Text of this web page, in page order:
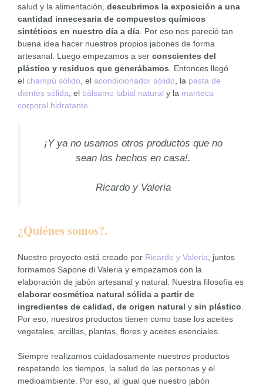
salud y la alimentación, descubrimos la exposición a una
cantidad innecesaria de compuestos químicos
sintéticos en nuestro día a día. Por eso nos pareció tan
buena idea hacer nuestros propios jabones de forma
artesanal. Luego empezamos a ser conscientes del
plástico y residuos que generábamos. Entonces llegó
el champú sólido, el acondicionador sólido, la pasta de
dientes sólida, el bálsamo labial natural y la manteca
corporal hidratante.
¡Y ya no usamos otros productos que no
sean los hechos en casa!.
Ricardo y Valeria
¿Quiénes somos?.
Nuestro proyecto está creado por Ricardo y Valeria , juntos
formamos Sapone di Valeria y empezamos con la
elaboración de jabón artesanal y natural. Nuestra filosofía es
elaborar cosmética natural sólida a partir de
ingredientes de calidad, de origen natural y sin plástico
Por eso, nuestros productos tienen como base los aceites
vegetales, arcillas, plantas, flores y aceites esenciales.
Siempre realizamos cuidadosamente nuestros productos
respetando los tiempos, la salud de las personas y el
medioambiente. Por eso, al igual que nuestro jabón